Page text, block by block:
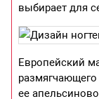
выбирает для
Европейский
ее